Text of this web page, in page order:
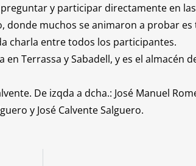
y participar directamente en
donde muchos se animaron a probar
charla entre todos los participantes.
Terrassa y Sabadell, y es el almacén
De izqda a dcha.: José Manuel
y José Calvente Salguero.